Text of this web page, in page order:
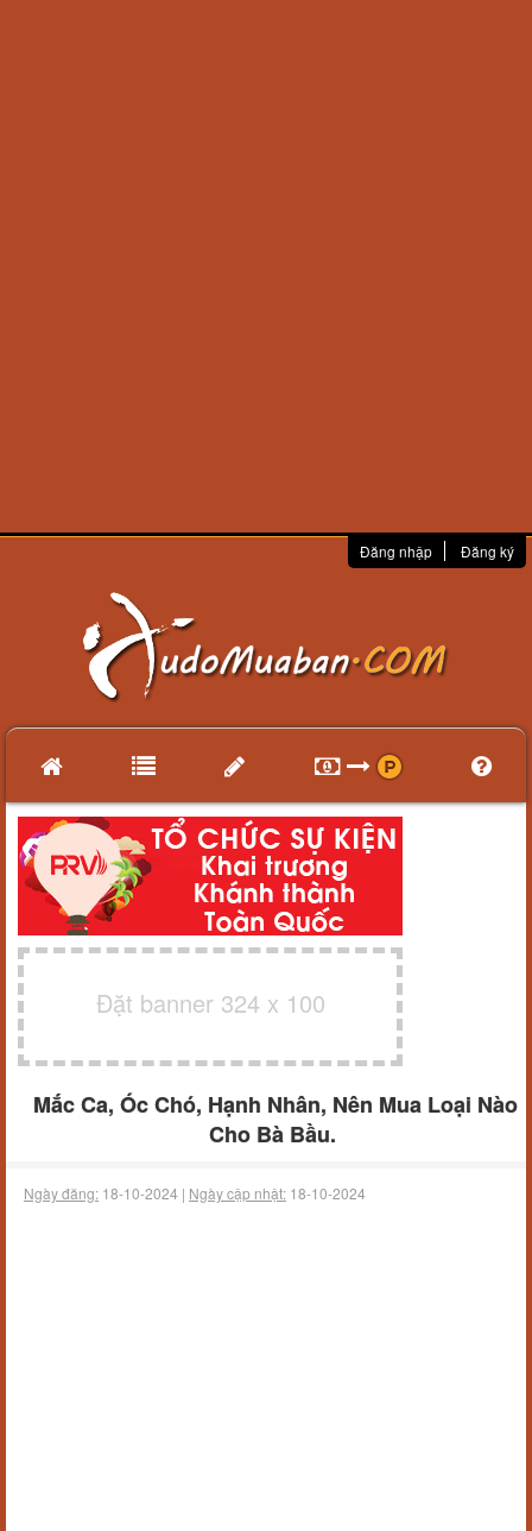
Đăng nhập Đăng ký
Đặt banner 324 x 100
Mắc Ca, Óc Chó, Hạnh Nhân, Nên Mua Loại Nào
Cho Bà Bầu.
Ngày đăng: 18-10-2024 | Ngày cập nhật: 18-10-2024